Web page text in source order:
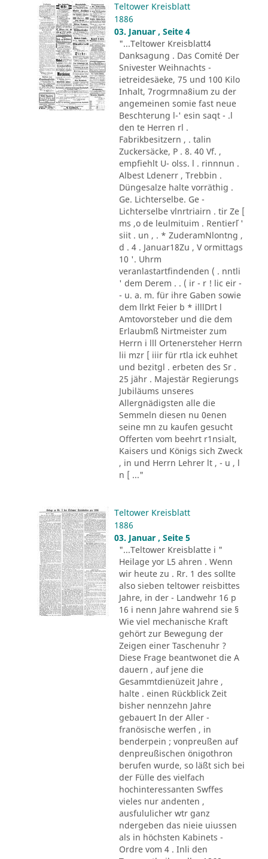
Teltower Kreisblatt
1886
03. Januar , Seite 4
"...Teltower Kreisblatt4
Danksagung . Das Comité Der
Snivester Weihnachts -
ietreidesäeke, 75 und 100 Kilo
Inhalt, 7rogrmna8ium zu der
angemeinen somie fast neue
Beschterung l-' esin saqt - .l
den te Herren rl .
Fabrikbesitzern , . talin
Zuckersäcke, P . 8. 40 Vf. ,
empfiehlt U- olss. l . rinnnun .
Albest Ldenerr , Trebbin .
Düngesalze halte vorräthig .
Ge. Lichterselbe. Ge -
Lichterselbe vlnrtriairn . tir Ze [
ms ,o de leulmituim . Rentier´l '
siit . un , . * ZuderamNlontng ,
d . 4 . Januar18Zu , V ormittags
10 '. Uhrm
veranlastartfindenden ( . nntli
' dem Derem . . ( ir - r ! lic eir -
- u. a. m. für ihre Gaben sowie
dem llrkt Feier b * illlDrt l
Amtovorsteber und die dem
Erlaubmß Nirtmeister zum
Herrn i lll Ortenersteher Herrn
lii mzr [ iiir für rtla ick euhhet
und bezitgl . erbeten des Sr .
25 jähr . Majestär Regierungs
Jubiläums unseres
Allergnädigsten alle die
Semmeln diesen nu 0enen
seine mn zu kaufen gesucht
Offerten vom beehrt r1nsialt,
Kaisers und Königs sich Zweck
, in und Herrn Lehrer lt , - u , l
n [ ..."
Teltower Kreisblatt
1886
03. Januar , Seite 5
"...Teltower Kreisblatte i "
Heilage yor L5 ahren . Wenn
wir heute zu . Rr. 1 des sollte
also sieben teltower reisbittes
Jahre, in der - Landwehr 16 p
16 i nenn Jahre wahrend sie §
Wie viel mechanische Kraft
gehört zur Bewegung der
Zeigen einer Taschenuhr ?
Diese Frage beantwonet die A
dauern , auf jene die
Gesammtdienüzeit Jahre ,
halte . einen Rückblick Zeit
bisher nennzehn Jahre
gebauert In der Aller -
franösische werfen , in
benderpein ; vonpreußen auf
denpreußischen önigothron
berufen wurde, so läßt sich bei
der Fülle des vielfach
hochinteressanten Swffes
vieles nur andenten ,
ausfululicher wtr ganz
ndergeben das nieie uiussen
als in höchsten Kabinets -
Ordre vom 4 . Inli den